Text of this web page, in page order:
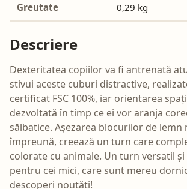
Greutate 0,29 kg
Descriere
Dexteritatea copiilor va fi antrenată
stivui aceste cuburi distractive,
certificat FSC 100%, iar orientarea
dezvoltată în timp ce ei vor aranja
sălbatice. Așezarea blocurilor de lemn
împreună, creează un turn care
colorate cu animale. Un turn versatil
pentru cei mici, care sunt mereu
descoperi noutăți!